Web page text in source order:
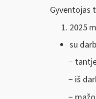
Gyventojas
2025
su
−
− iš